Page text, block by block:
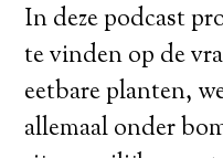
In deze podcast
te vinden op de
eetbare planten,
allemaal onder